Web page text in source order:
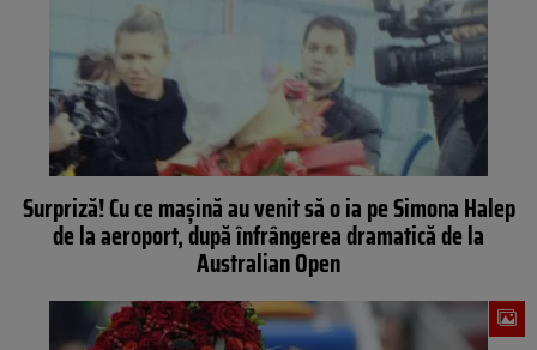
Surpriză! Cu ce maşină au venit să o ia pe Simona Halep
de la aeroport, după înfrângerea dramatică de la
Australian Open